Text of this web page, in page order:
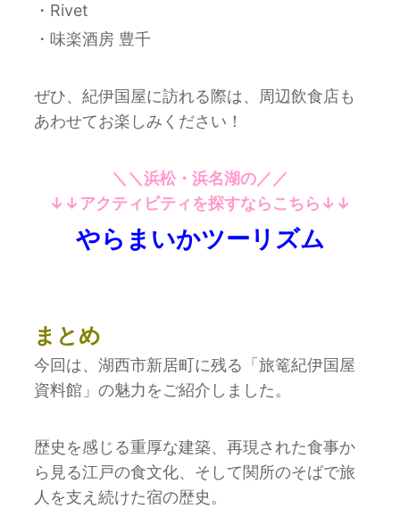
・Rivet
・味楽酒房 豊千
ぜひ、紀伊国屋に訪れる際は、周辺飲食店も
あわせてお楽しみください！
＼＼浜松・浜名湖の／／
↓↓アクティビティを探すならこちら↓↓
やらまいかツーリズム
まとめ
今回は、湖西市新居町に残る「旅篭紀伊国屋
資料館」の魅力をご紹介しました。
歴史を感じる重厚な建築、再現された食事か
ら見る江戸の食文化、そして関所のそばで旅
人を支え続けた宿の歴史。